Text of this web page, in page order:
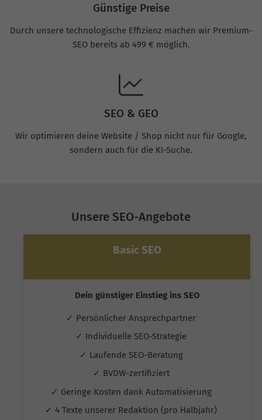
Günstige Preise
Durch unsere technologische Effizienz machen wir Premium-
SEO bereits ab 499 € möglich.
SEO & GEO
Wir optimieren deine Website / Shop nicht nur für Google,
sondern auch für die KI-Suche.
Unsere SEO-Angebote
Basic SEO
Dein günstiger Einstieg ins SEO
✓ Persönlicher Ansprechpartner
✓ Individuelle SEO-Strategie
✓ Laufende SEO-Beratung
✓ BVDW-zertifiziert
✓ Geringe Kosten dank Automatisierung
✓ 4 Texte unserer Redaktion (pro Halbjahr)